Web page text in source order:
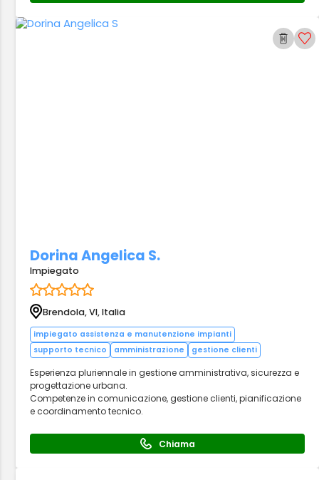
Dorina Angelica S.
Impiegato
Brendola, VI, Italia
impiegato assistenza e manutenzione impianti
supporto tecnico
amministrazione gestione clienti
Esperienza pluriennale in gestione amministrativa, sicurezza e
progettazione urbana.
Competenze in comunicazione, gestione clienti, pianificazione
e coordinamento tecnico.
Chiama